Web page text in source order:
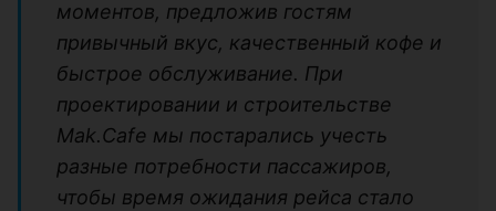
моментов, предложив гостям
привычный вкус, качественный кофе и
быстрое обслуживание. При
проектировании и строительстве
Mak.Cafe мы постарались учесть
разные потребности пассажиров,
чтобы время ожидания рейса стало